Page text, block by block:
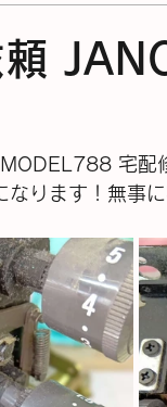
宅配
ります！無事